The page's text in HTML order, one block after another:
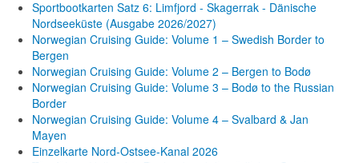
Sportbootkarten Satz 6: Limfjord - Skagerrak - Dänische
Nordseeküste (Ausgabe 2026/2027)
Norwegian Cruising Guide: Volume 1 – Swedish Border to
Bergen
Norwegian Cruising Guide: Volume 2 – Bergen to Bodø
Norwegian Cruising Guide: Volume 3 – Bodø to the Russian
Border
Norwegian Cruising Guide: Volume 4 – Svalbard & Jan
Mayen
Einzelkarte Nord-Ostsee-Kanal 2026